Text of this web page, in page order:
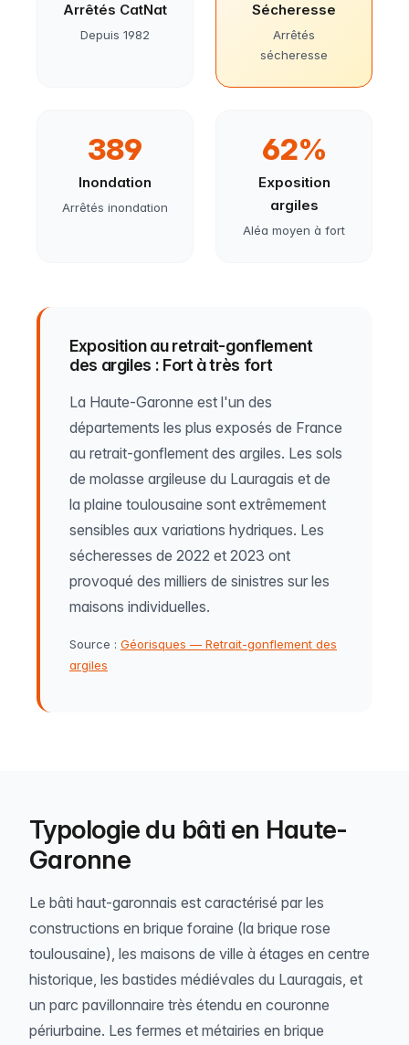
Arrêtés CatNat
Depuis 1982
Sécheresse
Arrêtés
sécheresse
389
Inondation
Arrêtés inondation
62%
Exposition
argiles
Aléa moyen à fort
Exposition au retrait-gonflement
des argiles : Fort à très fort
La Haute-Garonne est l'un des
départements les plus exposés de France
au retrait-gonflement des argiles. Les sols
de molasse argileuse du Lauragais et de
la plaine toulousaine sont extrêmement
sensibles aux variations hydriques. Les
sécheresses de 2022 et 2023 ont
provoqué des milliers de sinistres sur les
maisons individuelles.
Source : Géorisques — Retrait-gonflement des
argiles
Typologie du bâti en Haute-
Garonne
Le bâti haut-garonnais est caractérisé par les
constructions en brique foraine (la brique rose
toulousaine), les maisons de ville à étages en centre
historique, les bastides médiévales du Lauragais, et
un parc pavillonnaire très étendu en couronne
périurbaine. Les fermes et métairies en brique